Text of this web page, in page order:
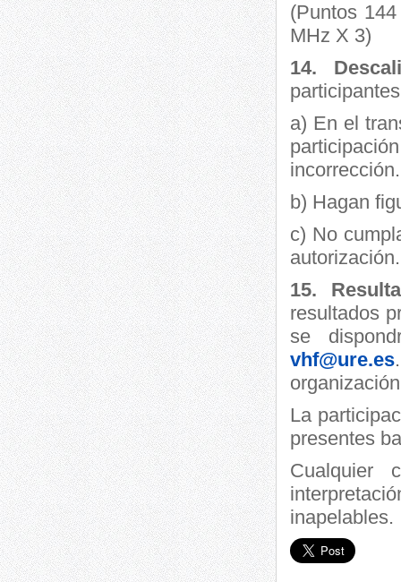
(Puntos
MHz X 3)
14.
a) En el
incorrección.
b) Hagan
c) No
autorización.
15.
resultados
se
vhf@ure.es
La
presentes
Cualquier
inapelables.